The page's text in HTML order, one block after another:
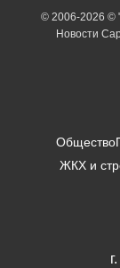
© 2006-2026 ©
Новости
Общество
ЖКХ и